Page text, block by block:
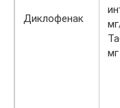
Диклофенак
мг